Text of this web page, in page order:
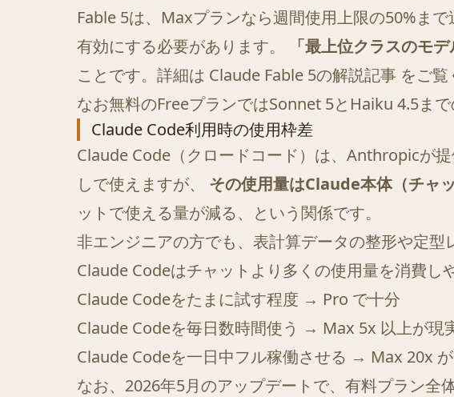
Fable 5は、Maxプランなら週間使用上限の50%ま
有効にする必要があります。
「最上位クラスのモ
ことです。詳細は Claude Fable 5の解説記事 をご覧
なお無料のFreeプランではSonnet 5とHaiku 4.5ま
Claude Code利用時の使用枠差
Claude Code（クロードコード）は、Anthropicが
しで使えますが、 その使用量はClaude本体（チャ
ットで使える量が減る、という関係です。
非エンジニアの方でも、表計算データの整形や定
Claude Codeはチャットより多くの使用量を消費し
Claude Codeをたまに試す程度 → Pro で十分
Claude Codeを毎日数時間使う → Max 5x 以上が現
Claude Codeを一日中フル稼働させる → Max 20x
なお、2026年5月のアップデートで、有料プラン